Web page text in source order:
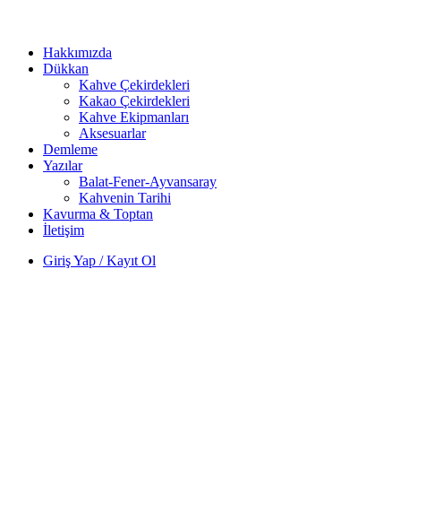
Hakkımızda
Dükkan
Kahve Çekirdekleri
Kakao Çekirdekleri
Kahve Ekipmanları
Aksesuarlar
Demleme
Yazılar
Balat-Fener-Ayvansaray
Kahvenin Tarihi
Kavurma & Toptan
İletişim
Giriş Yap / Kayıt Ol